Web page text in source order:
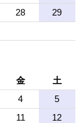
28
29
金
土
4
5
11
12